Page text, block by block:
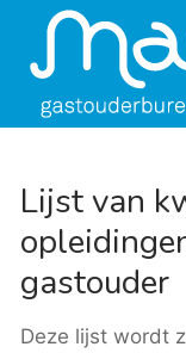
inhoud
Lijst van
gastouder
Deze lijst wordt